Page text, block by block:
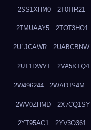
2SS1XHM0 2T0TIR21
2TMUAAY5 2TOT3HO1
2U1JCAWR 2UABCBNW
2UT1DWVT 2VA5KTQ4
2W496244 2WADJS4M
2WV0ZHMD 2X7CQ1SY
2YT95AO1 2YV3O361